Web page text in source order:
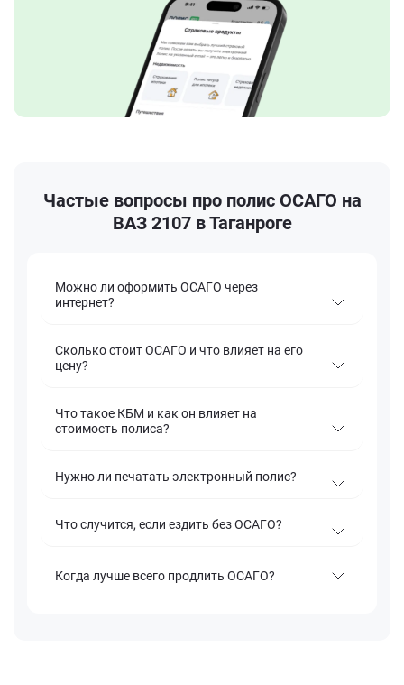
Частые вопросы про полис ОСАГО на
ВАЗ 2107 в Таганроге
Можно ли оформить ОСАГО через
интернет?
Сколько стоит ОСАГО и что влияет на его
цену?
Что такое КБМ и как он влияет на
стоимость полиса?
Нужно ли печатать электронный полис?
Что случится, если ездить без ОСАГО?
Когда лучше всего продлить ОСАГО?